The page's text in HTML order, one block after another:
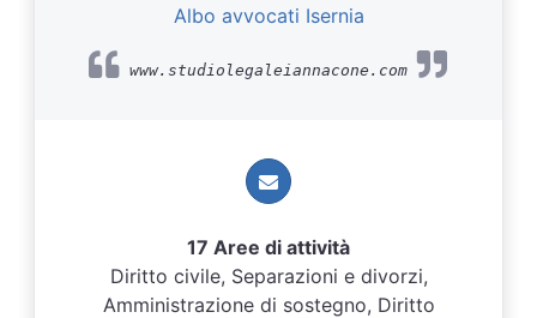
Albo avvocati Isernia
www.studiolegaleiannacone.com
17 Aree di attività
Diritto civile, Separazioni e divorzi,
Amministrazione di sostegno, Diritto